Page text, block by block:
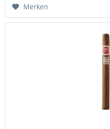
Merken